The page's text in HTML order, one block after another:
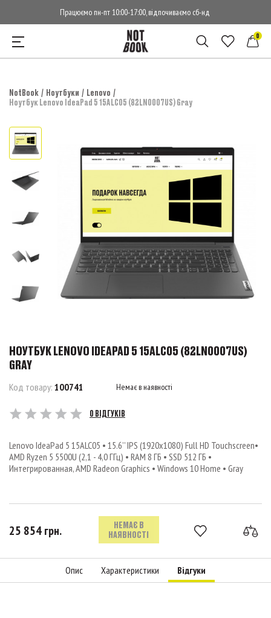
Працюємо пн-пт 10:00-17:00, відпочиваємо сб-нд
0
NotBook Ноутбуки
Lenovo
Ноутбук Lenovo IdeaPad 5 15ALC05 (82LN0007US) Gray
НОУТБУК LENOVO IDEAPAD 5 15ALC05 (82LN0007US)
GRAY
Код товару: 100741 Немає в наявності
0 ВІДГУКІВ
Lenovo IdeaPad 5 15ALC05 • 15.6’’ IPS (1920x1080) Full HD Touchscreen•
AMD Ryzen 5 5500U (2,1 - 4,0 ГГц) • RAM 8 ГБ • SSD 512 ГБ •
Интегрированная, AMD Radeon Graphics • Windows 10 Home • Gray
25 854 грн.
НЕМАЄ В
НАЯВНОСТІ
Опис Характеристики Відгуки